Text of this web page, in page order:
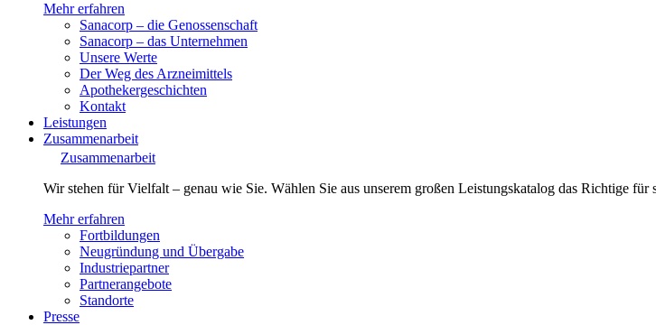
Mehr erfahren
Sanacorp – die Genossenschaft
Sanacorp – das Unternehmen
Unsere Werte
Der Weg des Arzneimittels
Apothekergeschichten
Kontakt
Leistungen
Zusammenarbeit
Zusammenarbeit
Wir stehen für Vielfalt – genau wie Sie. Wählen Sie aus unserem großen Leistungskatalog das Richtige für
Mehr erfahren
Fortbildungen
Neugründung und Übergabe
Industriepartner
Partnerangebote
Standorte
Presse